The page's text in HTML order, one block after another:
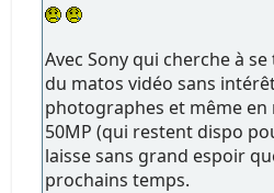
Avec Sony qui cherche à
du matos vidéo sans
photographes et même en
50MP (qui restent dispo
laisse sans grand espoir
prochains temps.